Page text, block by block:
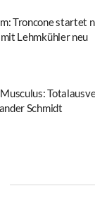
Troncone startet
Lehmkühler neu
Schmidt